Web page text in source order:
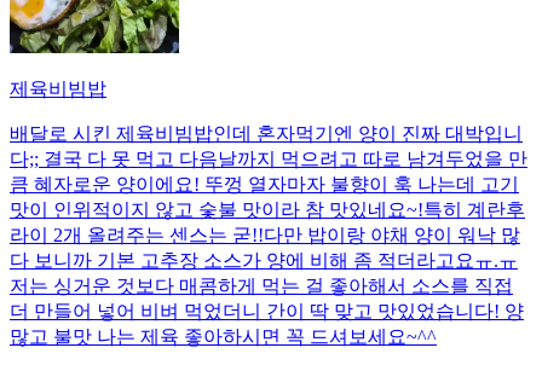
제육비빔밥
배달로 시킨 제육비빔밥인데 혼자먹기엔 양이 진짜 대박입니
다;; 결국 다 못 먹고 다음날까지 먹으려고 따로 남겨두었을 만
큼 혜자로운 양이에요! 뚜껑 열자마자 불향이 훅 나는데 고기
맛이 인위적이지 않고 숯불 맛이라 참 맛있네요~!특히 계란후
라이 2개 올려주는 센스는 굳!! ​다만 밥이랑 야채 양이 워낙 많
다 보니까 기본 고추장 소스가 양에 비해 좀 적더라고요ㅠ.ㅠ
저는 싱거운 것보다 매콤하게 먹는 걸 좋아해서 소스를 직접
더 만들어 넣어 비벼 먹었더니 간이 딱 맞고 맛있었습니다! 양
많고 불맛 나는 제육 좋아하시면 꼭 드셔보세요~^^